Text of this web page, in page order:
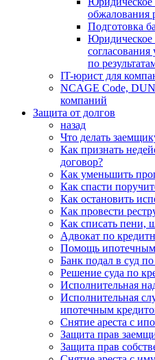
обжалования
Подготовка
Юридическое
по
IT-юрист для
NCAGE Code,
компаний
Защита от долгов
назад
Что делать
Как признать
договор?
Как уменьшить
Как спасти
Как остановить
Как провести
Как списать пени,
Адвокат по
Помощь
Банк подал в суд
Решение суда по
Исполнительная
Исполнительная
ипотечным
Снятие ареста с
Защита прав
Защита прав